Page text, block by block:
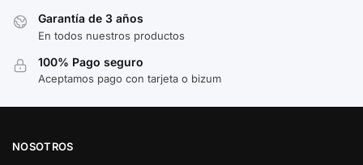
Garantía de 3 años
En todos nuestros productos
100% Pago seguro
Aceptamos pago con tarjeta o bizum
NOSOTROS